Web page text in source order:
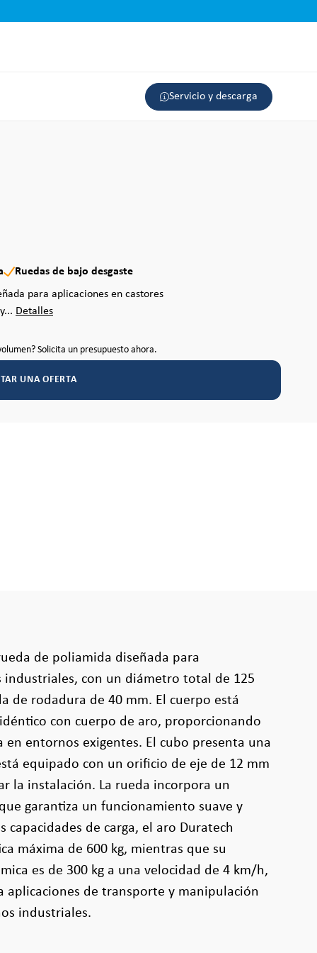
Servicio y descarga
Ruedas de bajo desgaste
para aplicaciones en castores
Detalles
Solicita un presupuesto ahora.
UNA OFERTA
de poliamida diseñada para
industriales, con un diámetro total de 125
de rodadura de 40 mm. El cuerpo está
con cuerpo de aro, proporcionando
entornos exigentes. El cubo presenta una
equipado con un orificio de eje de 12 mm
la instalación. La rueda incorpora un
garantiza un funcionamiento suave y
capacidades de carga, el aro Duratech
máxima de 600 kg, mientras que su
es de 300 kg a una velocidad de 4 km/h,
aplicaciones de transporte y manipulación
industriales.